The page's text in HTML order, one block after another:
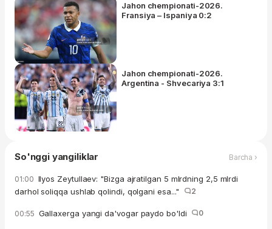
Jahon chempionati-2026.
Fransiya – Ispaniya 0:2
Jahon chempionati-2026.
Argentina - Shvecariya 3:1
So'nggi yangiliklar Barcha ›
01:00 Ilyos Zeytullaev: "Bizga ajratilgan 5 mlrdning 2,5 mlrdi
darhol soliqqa ushlab qolindi, qolgani esa..."
2
00:55 Gallaxerga yangi da'vogar paydo bo'ldi 0